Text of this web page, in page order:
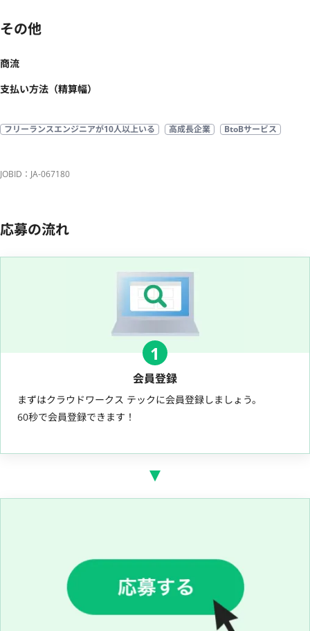
その他
商流
支払い方法（精算幅）
フリーランスエンジニアが10人以上いる 高成長企業 BtoBサービス
JOBID：JA-067180
応募の流れ
1
会員登録
まずはクラウドワークス テックに会員登録しましょう。
60秒で会員登録できます！